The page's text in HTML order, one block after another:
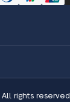
All rights reserved.